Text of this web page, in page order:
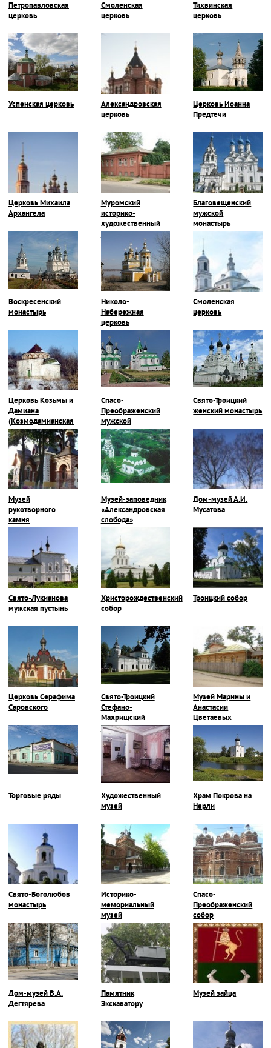
Петропавловская
церковь
Смоленская
церковь
Тихвинская
церковь
Успенская церковь
Александровская
церковь
Церковь Иоанна
Предтечи
Церковь Михаила
Архангела
Муромский
историко-
художественный
Благовещенский
мужской
монастырь
Воскресенский
монастырь
Николо-
Набережная
церковь
Смоленская
церковь
Церковь Козьмы и
Дамиана
(Козмодамианская
церковь)
Спасо-
Преображенский
мужской
монастырь
Свято-Троицкий
женский монастырь
Музей
рукотворного
камня
Музей-заповедник
«Александровская
слобода»
Дом-музей А.И.
Мусатова
Свято-Лукианова
мужская пустынь
Христорождественский
собор
Троицкий собор
Церковь Серафима
Саровского
Свято-Троицкий
Стефано-
Махрищский
монастырь
Музей Марины и
Анастасии
Цветаевых
Торговые ряды
Художественный
музей
Храм Покрова на
Нерли
Свято-Боголюбов
монастырь
Историко-
мемориальный
музей
Спасо-
Преображенский
собор
Дом-музей В.А.
Дегтярева
Памятник
Экскаватору
Музей зайца